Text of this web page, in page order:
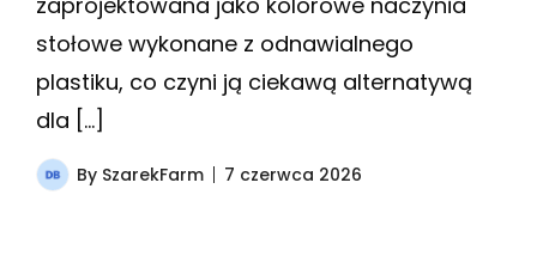
stołowe wykonane z odnawialnego
plastiku, co czyni ją ciekawą alternatywą
dla […]
By SzarekFarm 7 czerwca 2026